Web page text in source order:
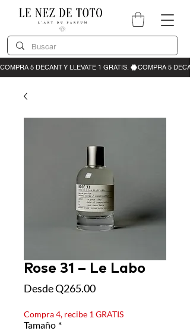
Rose 31 – Le Labo
DesdeQ265.00Precio de oferta
Compra 4, recibe 1 GRATIS
Tamaño *